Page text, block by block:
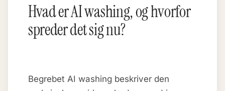
Hvad er AI washing, og hvorfor
spreder det sig nu?
Begrebet AI washing beskriver den